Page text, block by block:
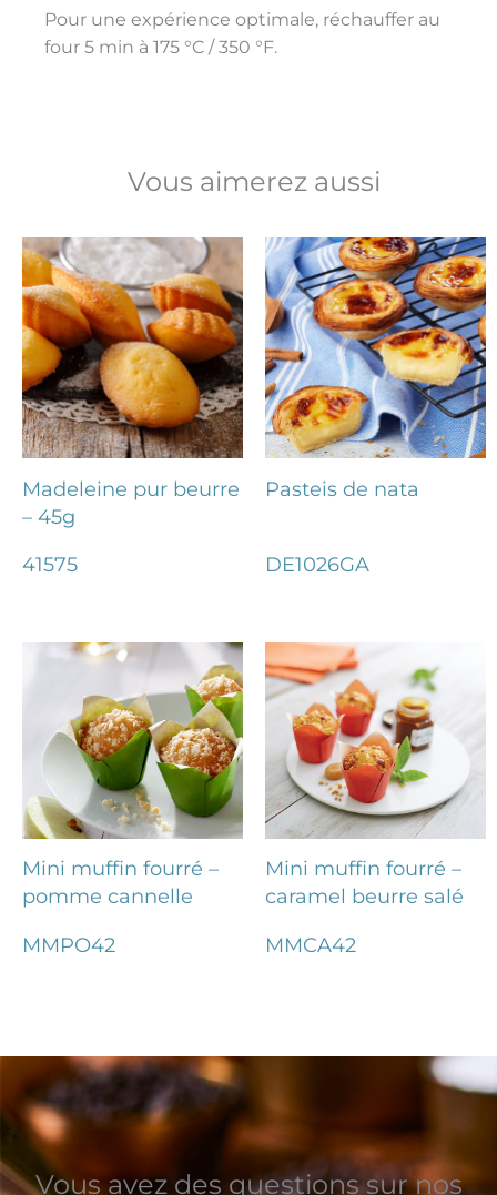
Pour une expérience optimale, réchauffer au
four 5 min à 175 °C / 350 °F.
Vous aimerez aussi
Madeleine pur beurre
– 45g
41575
Pasteis de nata
DE1026GA
Mini muffin fourré –
pomme cannelle
MMPO42
Mini muffin fourré –
caramel beurre salé
MMCA42
Vous avez des questions sur nos